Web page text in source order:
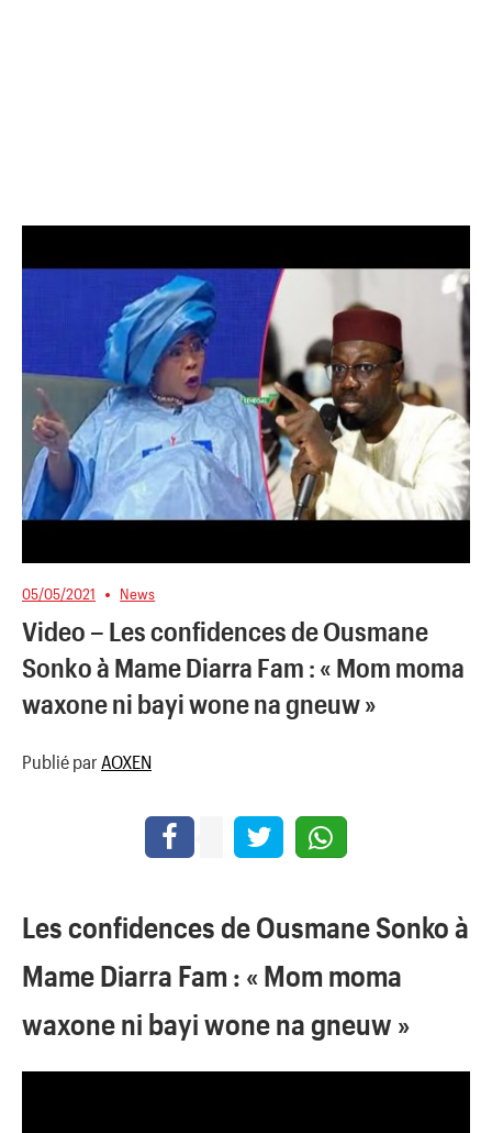
05/05/2021 News
Video – Les confidences de Ousmane
Sonko à Mame Diarra Fam : « Mom moma
waxone ni bayi wone na gneuw »
Publié par AOXEN
Les confidences de Ousmane Sonko à
Mame Diarra Fam : « Mom moma
waxone ni bayi wone na gneuw »